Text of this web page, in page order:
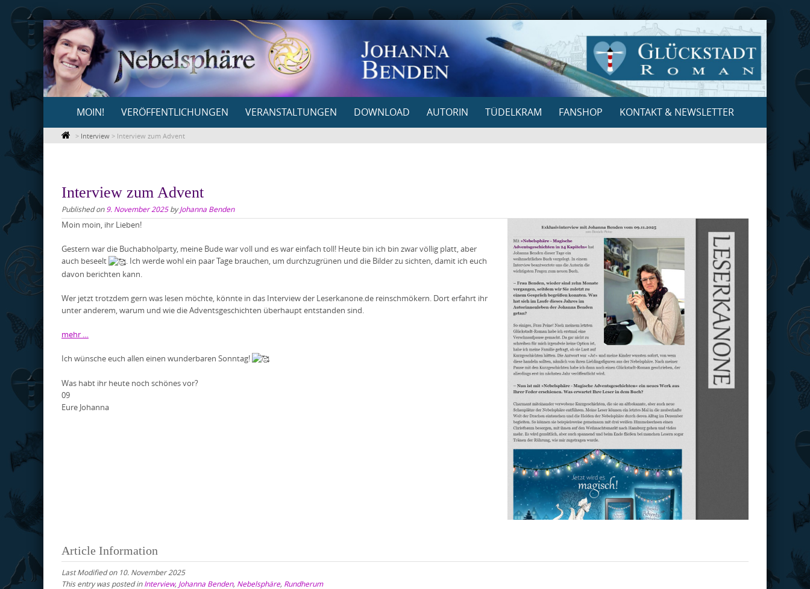
Skip
to
content
content
MOIN! VERÖFFENTLICHUNGEN VERANSTALTUNGEN DOWNLOAD AUTORIN TÜDELKRAM FANSHOP KONTAKT & NEWSLETTER
> Interview > Interview zum Advent
Interview zum Advent
Published on 9. November 2025byJohanna Benden
Moin moin, ihr Lieben!
Gestern war die Buchabholparty, meine Bude war voll und es war einfach toll! Heute bin ich bin zwar völlig platt, aber
auch beseelt
. Ich werde wohl ein paar Tage brauchen, um durchzugrünen und die Bilder zu sichten, damit ich euch
davon berichten kann.
Wer jetzt trotzdem gern was lesen möchte, könnte in das Interview der Leserkanone.de reinschmökern. Dort erfahrt ihr
unter anderem, warum und wie die Adventsgeschichten überhaupt entstanden sind.
mehr …
Ich wünsche euch allen einen wunderbaren Sonntag!
Was habt ihr heute noch schönes vor?
09
Eure Johanna
Article Information
Last Modified on 10. November 2025
This entry was posted inInterview, Johanna Benden, Nebelsphäre, Rundherum